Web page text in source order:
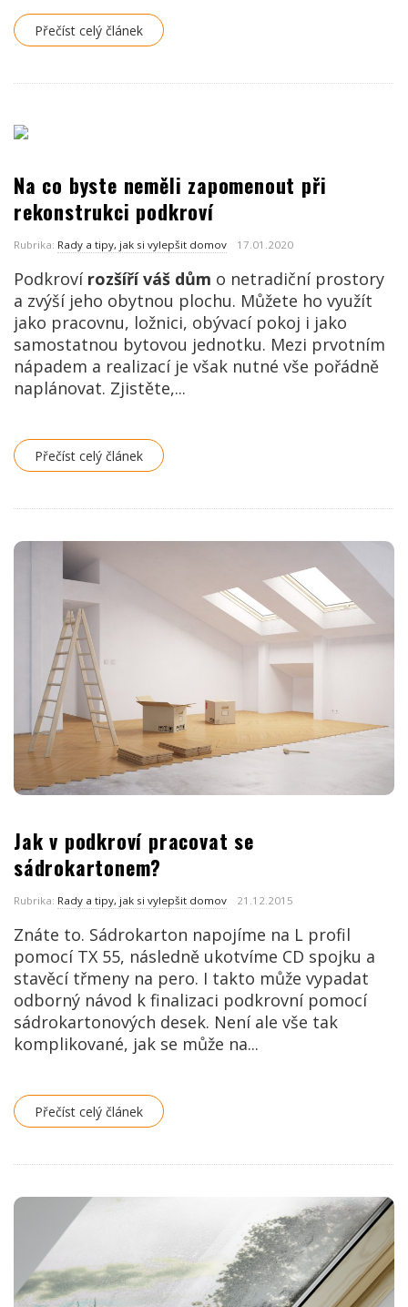
Přečíst celý článek
Na co byste neměli zapomenout při
rekonstrukci podkroví
Rubrika: Rady a tipy, jak si vylepšit domov 17.01.2020
Podkroví rozšíří váš dům o netradiční prostory
a zvýší jeho obytnou plochu. Můžete ho využít
jako pracovnu, ložnici, obývací pokoj i jako
samostatnou bytovou jednotku. Mezi prvotním
nápadem a realizací je však nutné vše pořádně
naplánovat. Zjistěte,...
Přečíst celý článek
Jak v podkroví pracovat se
sádrokartonem?
Rubrika: Rady a tipy, jak si vylepšit domov 21.12.2015
Znáte to. Sádrokarton napojíme na L profil
pomocí TX 55, následně ukotvíme CD spojku a
stavěcí třmeny na pero. I takto může vypadat
odborný návod k finalizaci podkrovní pomocí
sádrokartonových desek. Není ale vše tak
komplikované, jak se může na...
Přečíst celý článek